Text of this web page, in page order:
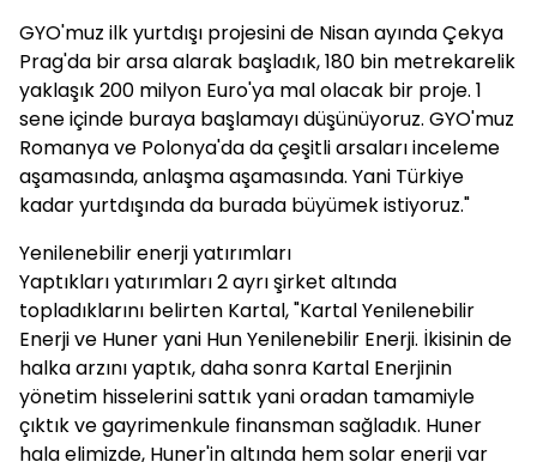
GYO'muz ilk yurtdışı projesini de Nisan ayında Çekya
Prag'da bir arsa alarak başladık, 180 bin metrekarelik
yaklaşık 200 milyon Euro'ya mal olacak bir proje. 1
sene içinde buraya başlamayı düşünüyoruz. GYO'muz
Romanya ve Polonya'da da çeşitli arsaları inceleme
aşamasında, anlaşma aşamasında. Yani Türkiye
kadar yurtdışında da burada büyümek istiyoruz."
Yenilenebilir enerji yatırımları
Yaptıkları yatırımları 2 ayrı şirket altında
topladıklarını belirten Kartal, "Kartal Yenilenebilir
Enerji ve Huner yani Hun Yenilenebilir Enerji. İkisinin de
halka arzını yaptık, daha sonra Kartal Enerjinin
yönetim hisselerini sattık yani oradan tamamiyle
çıktık ve gayrimenkule finansman sağladık. Huner
hala elimizde, Huner'in altında hem solar enerji var